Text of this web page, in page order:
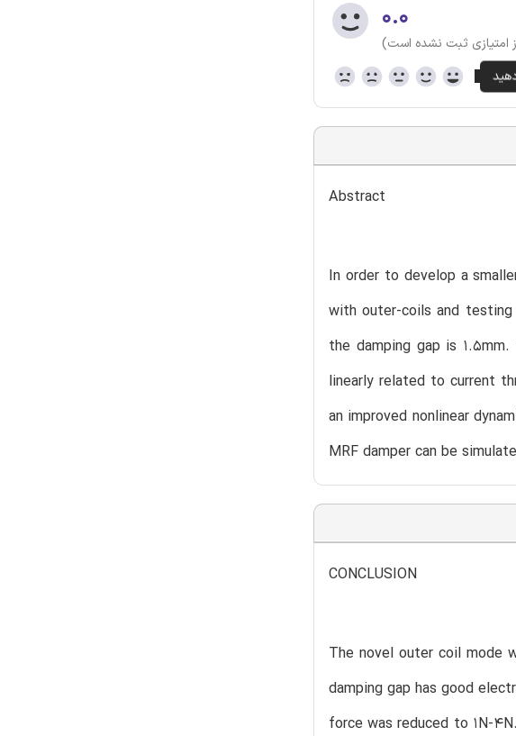
۰.۰
امتیازی ثبت نشده است)
Abstract
In order to develop a
with outer-coils and
the damping gap is
linearly related to current
an improved nonlinear
MRF damper can be
CONCLUSION
The novel outer coil mode
damping gap has good
force was reduced to 1N-